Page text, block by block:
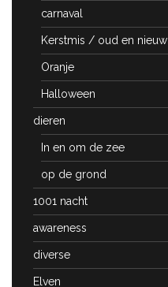
carnaval
Kerstmis / oud en nieuw
Oranje
Halloween
dieren
In en om de zee
op de grond
1001 nacht
awareness
diverse
Elven